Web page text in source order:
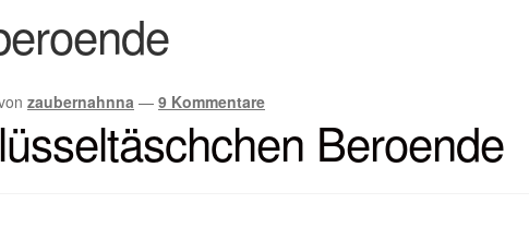
zaubernahnna —9 Kommentare
Beroende